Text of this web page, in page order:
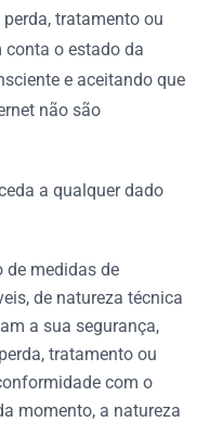
tratamento ou
conta o estado da
e aceitando que
não são
a qualquer dado
de medidas de
de natureza técnica
a sua segurança,
tratamento ou
com o
momento, a natureza